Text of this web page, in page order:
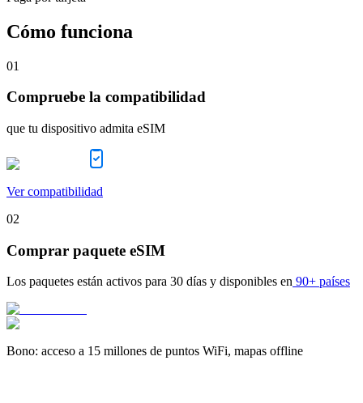
Cómo funciona
01
Compruebe la compatibilidad
que tu dispositivo admita eSIM
Ver compatibilidad
02
Comprar paquete eSIM
Los paquetes están activos para 30 días y disponibles en 90+ países
Bono: acceso a 15 millones de puntos WiFi, mapas offline